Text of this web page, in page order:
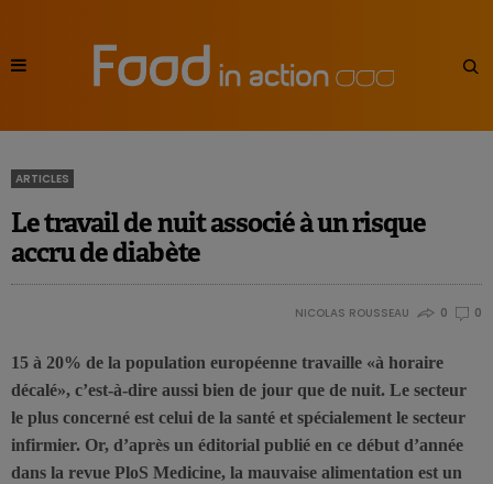
ARTICLES
Le travail de nuit associé à un risque
accru de diabète
NICOLAS ROUSSEAU 0 0
15 à 20% de la population européenne travaille «à horaire
décalé», c’est-à-dire aussi bien de jour que de nuit. Le secteur
le plus concerné est celui de la santé et spécialement le secteur
infirmier. Or, d’après un éditorial publié en ce début d’année
dans la revue PloS Medicine, la mauvaise alimentation est un